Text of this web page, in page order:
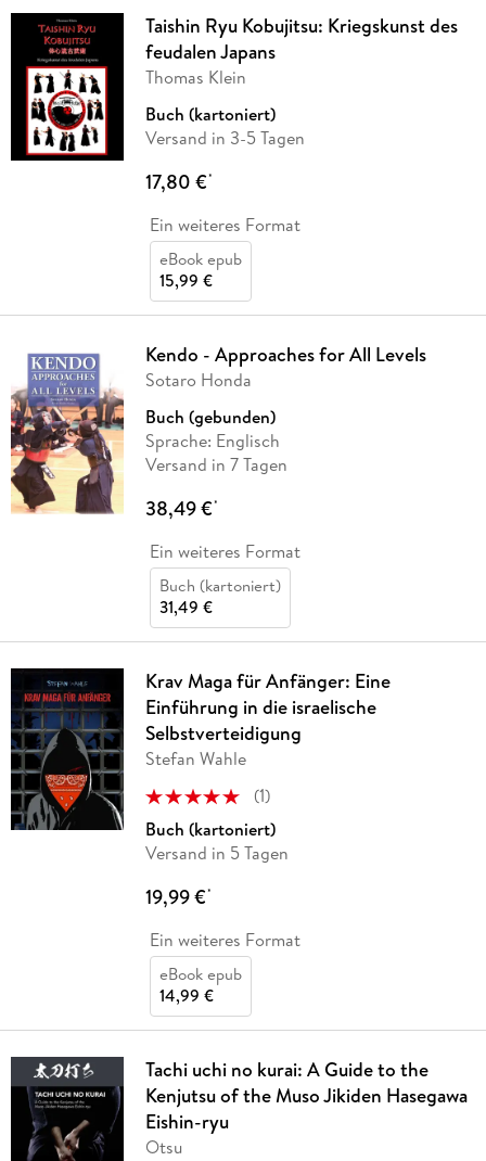
Taishin Ryu Kobujitsu: Kriegskunst des
feudalen Japans
Thomas Klein
Buch (kartoniert)
Versand in 3-5 Tagen
17,80 €*
Ein weiteres Format
eBook epub
15,99 €
Kendo - Approaches for All Levels
Sotaro Honda
Buch (gebunden)
Sprache: Englisch
Versand in 7 Tagen
38,49 €*
Ein weiteres Format
Buch (kartoniert)
31,49 €
Krav Maga für Anfänger: Eine
Einführung in die israelische
Selbstverteidigung
Stefan Wahle
(1)
Buch (kartoniert)
Versand in 5 Tagen
19,99 €*
Ein weiteres Format
eBook epub
14,99 €
Tachi uchi no kurai: A Guide to the
Kenjutsu of the Muso Jikiden Hasegawa
Eishin-ryu
Otsu